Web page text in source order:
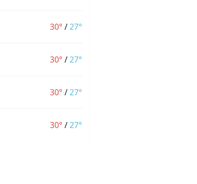
30° /27°
30° /27°
30° /27°
30° /27°